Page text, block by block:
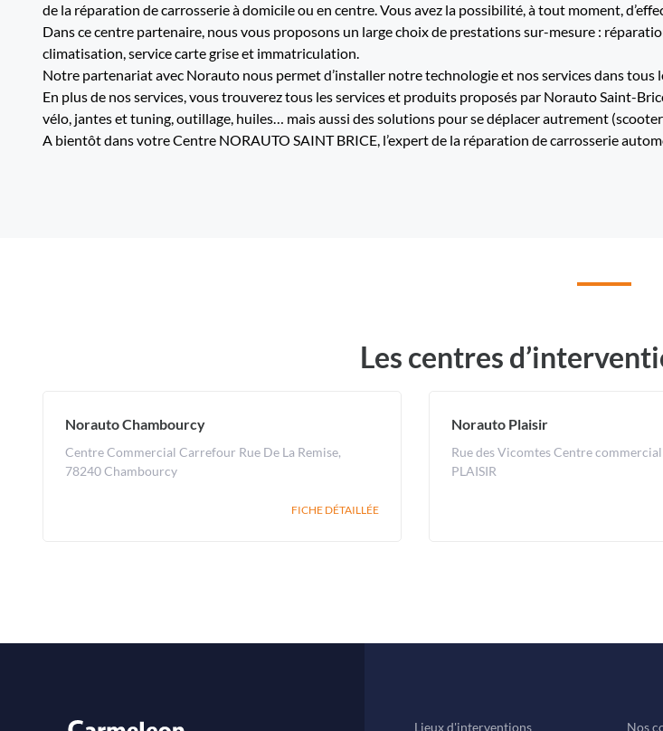
de la réparation de carrosserie à domicile ou en centre. Vous avez la possibilité, à tout moment,
Dans ce centre partenaire, nous vous proposons un large choix de prestations sur-mesure :
climatisation, service carte grise et immatriculation.
Notre partenariat avec Norauto nous permet d’installer notre technologie et nos services dans
En plus de nos services, vous trouverez tous les services et produits proposés par Norauto Saint-
vélo, jantes et tuning, outillage, huiles… mais aussi des solutions pour se déplacer autrement
A bientôt dans votre Centre NORAUTO SAINT BRICE, l’expert de la réparation de carrosserie
Les centres
Norauto Chambourcy
Centre Commercial Carrefour Rue De La Remise,
78240 Chambourcy
FICHE DÉTAILLÉE
Norauto Plaisir
Rue des Vicomtes Centre
PLAISIR
Lieux d'interventions Nos